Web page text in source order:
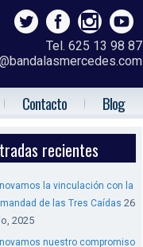
Tel. 625 13 98 87
Contacto Blog
recientes
la vinculación con la
de las Tres Caídas 26
2025
nuestro compromiso